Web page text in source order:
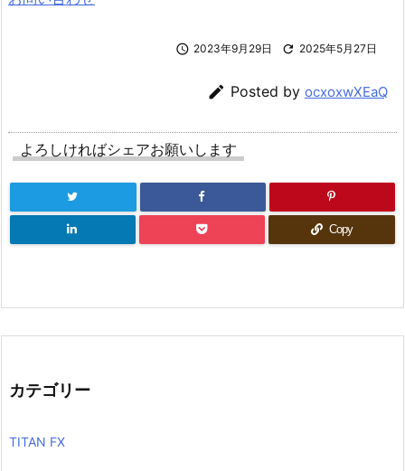
 2023年9月29日  2025年5月27日
 Posted by ocxoxwXEaQ
よろしければシェアお願いします
Copy
カテゴリー
TITAN FX